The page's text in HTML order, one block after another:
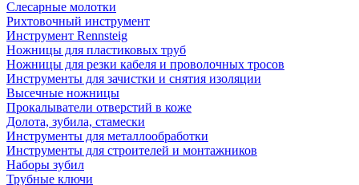
Слесарные молотки
Рихтовочный инструмент
Инструмент Rennsteig
Ножницы для пластиковых труб
Ножницы для резки кабеля и проволочных тросов
Инструменты для зачистки и снятия изоляции
Высечные ножницы
Прокалыватели отверстий в коже
Долота, зубила, стамески
Инструменты для металлообработки
Инструменты для строителей и монтажников
Наборы зубил
Трубные ключи